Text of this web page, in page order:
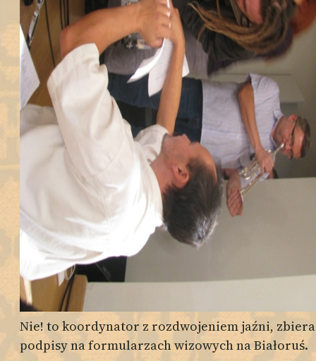
Nie! to koordynator z rozdwojeniem jaźni, zbiera
podpisy na formularzach wizowych na Białoruś.